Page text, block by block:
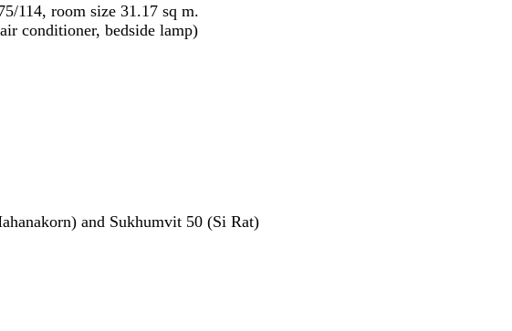
114, room size 31.17 sq m.
conditioner, bedside lamp)
and Sukhumvit 50 (Si Rat)